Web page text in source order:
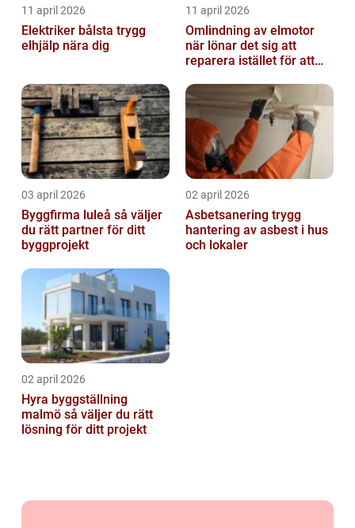
11 april 2026
Elektriker bålsta trygg
elhjälp nära dig
11 april 2026
Omlindning av elmotor
när lönar det sig att
reparera istället för att
03 april 2026
Byggfirma luleå så väljer
du rätt partner för ditt
byggprojekt
02 april 2026
Asbetsanering trygg
hantering av asbest i hus
och lokaler
02 april 2026
Hyra byggställning
malmö så väljer du rätt
lösning för ditt projekt